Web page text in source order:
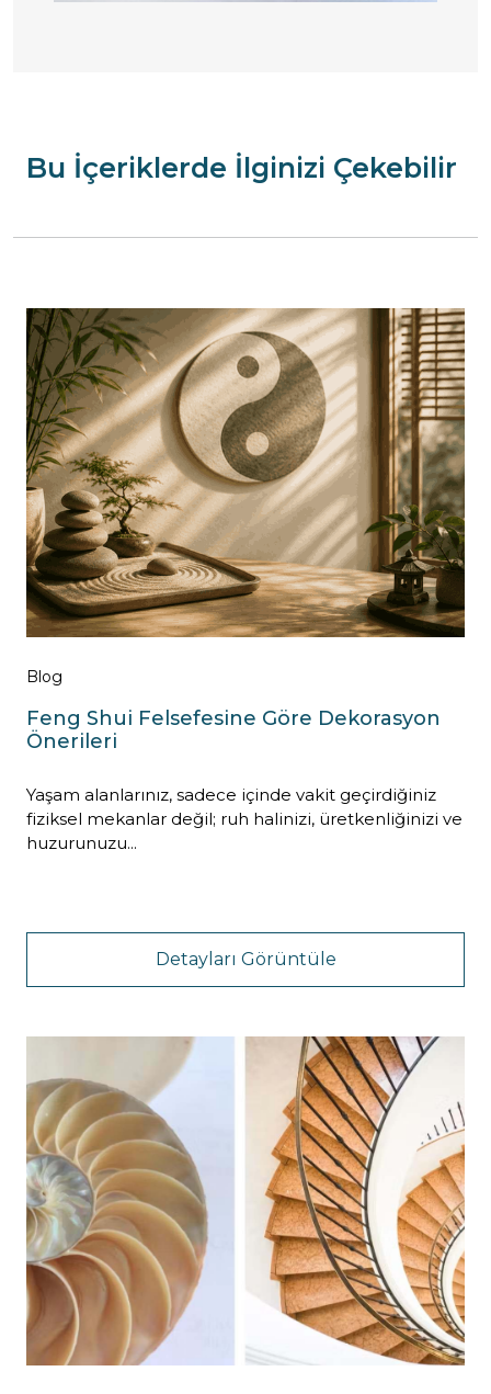
Bu İçeriklerde İlginizi Çekebilir
Blog
Feng Shui Felsefesine Göre Dekorasyon
Önerileri
Yaşam alanlarınız, sadece içinde vakit geçirdiğiniz
fiziksel mekanlar değil; ruh halinizi, üretkenliğinizi ve
huzurunuzu...
Detayları Görüntüle